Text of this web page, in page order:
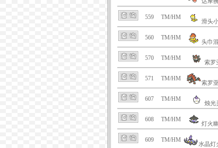
559 TM/HM
滑头
560 TM/HM
头巾
570 TM/HM
索罗
571 TM/HM
索罗
607 TM/HM
烛光
608 TM/HM
灯火
609 TM/HM
水晶灯